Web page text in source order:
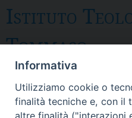
Istituto
Tommaso
Messina
Via del Pozzo 43 - CP 28
- Tel. 090.3691 111 - fax
Informativa
Utilizziamo cookie o
finalità tecniche e, con il